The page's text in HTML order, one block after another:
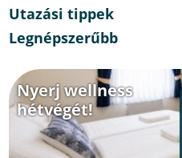
Utazási tippek
Legnépszerűbb
Nyerj wellness
hétvégét!